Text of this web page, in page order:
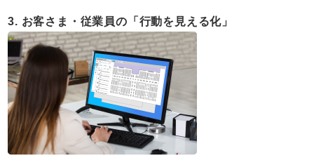
3. お客さま・従業員の「行動を見える化」